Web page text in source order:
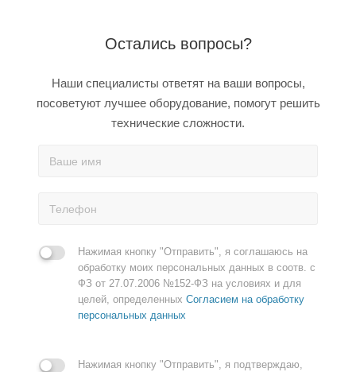
Остались вопросы?
Наши специалисты ответят на ваши вопросы,
посоветуют лучшее оборудование, помогут решить
технические сложности.
Нажимая кнопку "Отправить", я соглашаюсь на
обработку моих персональных данных в соотв. с
ФЗ от 27.07.2006 №152-ФЗ на условиях и для
целей, определенных Согласием на обработку
персональных данных
Нажимая кнопку "Отправить", я подтверждаю,